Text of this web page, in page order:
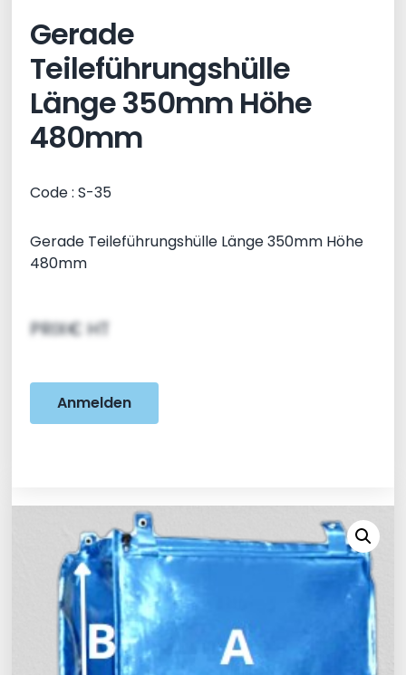
Gerade
Teileführungshülle
Länge 350mm Höhe
480mm
Code : S-35
Gerade Teileführungshülle Länge 350mm Höhe
480mm
PRIX€ HT
Anmelden